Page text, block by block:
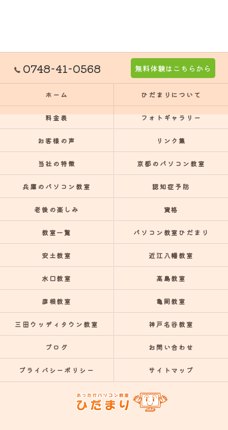
0748-41-0568 無料体験はこちらから
ホーム ひだまりについて
料金表 フォトギャラリー
お客様の声 リンク集
当社の特徴 京都のパソコン教室
兵庫のパソコン教室 認知症予防
老後の楽しみ 資格
教室一覧 パソコン教室ひだまり
安土教室 近江八幡教室
水口教室 高島教室
彦根教室 亀岡教室
三田ウッディタウン教室 神戸名谷教室
ブログ お問い合わせ
プライバシーポリシー サイトマップ